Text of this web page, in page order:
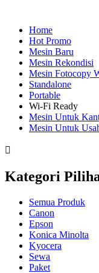
Home
Hot Promo
Mesin Baru
Mesin Rekondisi
Mesin Fotocopy
Standalone
Portable
Wi-Fi Ready
Mesin Untuk
Mesin Untuk
Kategori
Semua Produk
Canon
Epson
Konica Minolta
Kyocera
Sewa
Paket